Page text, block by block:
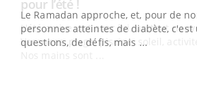
Le Ramadan approche, et, pour de
personnes atteintes de diabète,
questions, de défis, mais ...